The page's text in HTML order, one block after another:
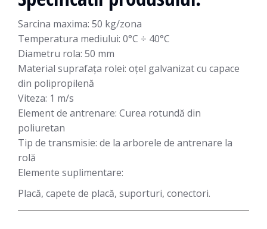
Sarcina maxima: 50 kg/zona
Temperatura mediului: 0°C ÷ 40°C
Diametru rola: 50 mm
Material suprafața rolei: oțel galvanizat cu capace
din polipropilenă
Viteza: 1 m/s
Element de antrenare: Curea rotundă din
poliuretan
Tip de transmisie: de la arborele de antrenare la
rolă
Elemente suplimentare:
Placă, capete de placă, suporturi, conectori.